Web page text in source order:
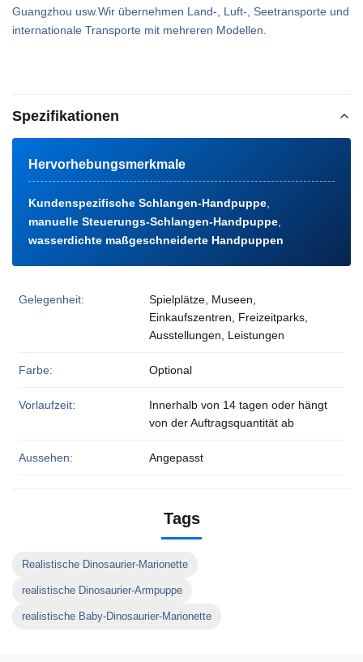
Guangzhou usw.Wir übernehmen Land-, Luft-, Seetransporte und
internationale Transporte mit mehreren Modellen.
Spezifikationen
Hervorhebungsmerkmale
Kundenspezifische Schlangen-Handpuppe
manuelle Steuerungs-Schlangen-Handpuppe
wasserdichte maßgeschneiderte Handpuppen
Gelegenheit:
Spielplätze, Museen,
Einkaufszentren, Freizeitparks,
Ausstellungen, Leistungen
Farbe: Optional
Vorlaufzeit:
Innerhalb von 14 tagen oder hängt
von der Auftragsquantität ab
Aussehen: Angepasst
Tags
Realistische Dinosaurier-Marionette
realistische Dinosaurier-Armpuppe
realistische Baby-Dinosaurier-Marionette